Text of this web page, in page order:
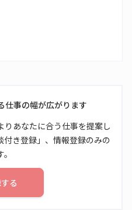
仕事の幅が広がります
あなたに合う仕事を提案し
付き登録」、情報登録のみの
る